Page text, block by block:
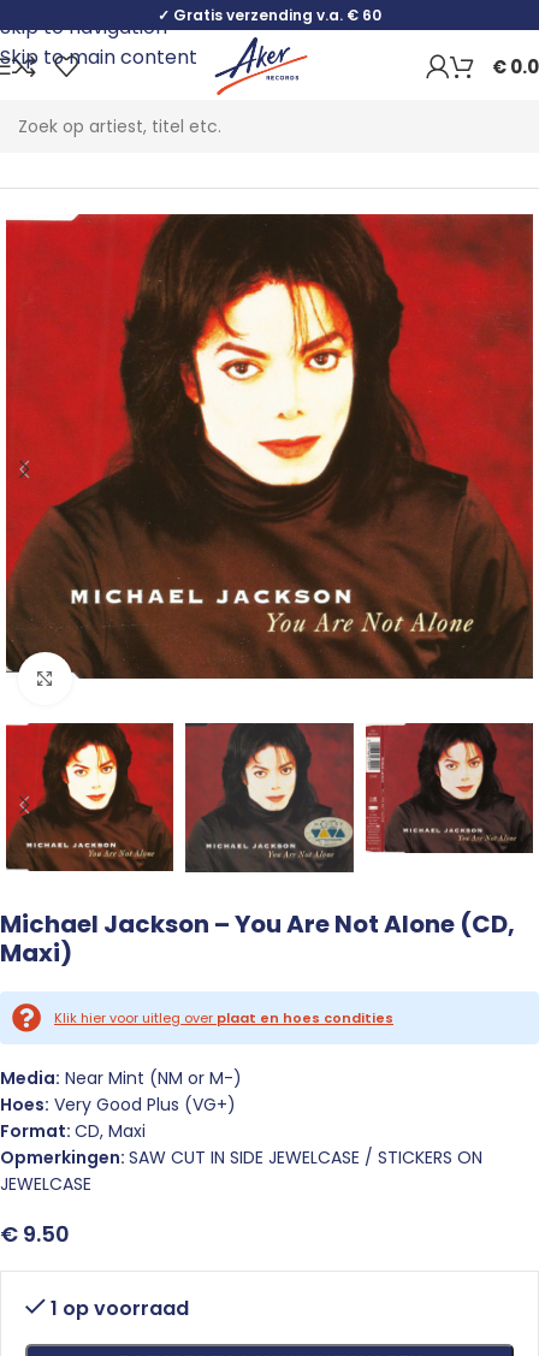
Skip to navigation
Skip to main content
✓ Gratis verzending v.a. € 60
€
Home Pop
Click to enlarge
Michael Jackson – You Are Not Alone (CD,
Maxi)
Klik hier voor uitleg over plaat en hoes condities
Media: Near Mint (NM or M-)
Hoes: Very Good Plus (VG+)
Format: CD, Maxi
Opmerkingen: SAW CUT IN SIDE JEWELCASE / STICKERS ON
JEWELCASE
€ 9.50
1 op voorraad